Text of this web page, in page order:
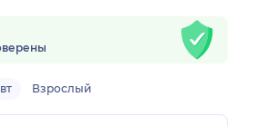
Взрослый